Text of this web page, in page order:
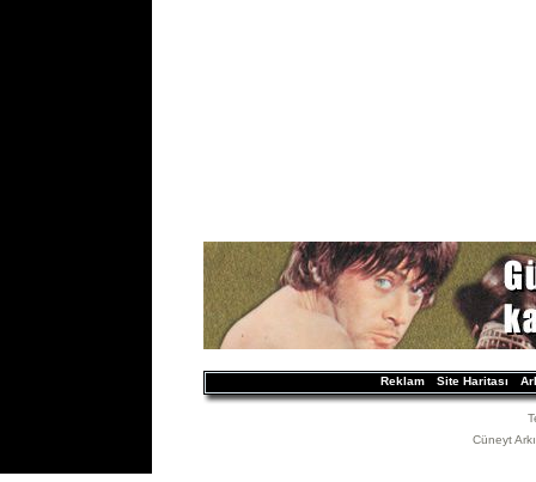
Reklam Site Haritası
Cüneyt